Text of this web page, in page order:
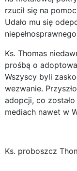
rzucił się na
Udało mu się
Ks. Thomas
prośbą o
Wszyscy byli
wezwanie.
adopcji, co
mediach nawet w
Ks. proboszcz